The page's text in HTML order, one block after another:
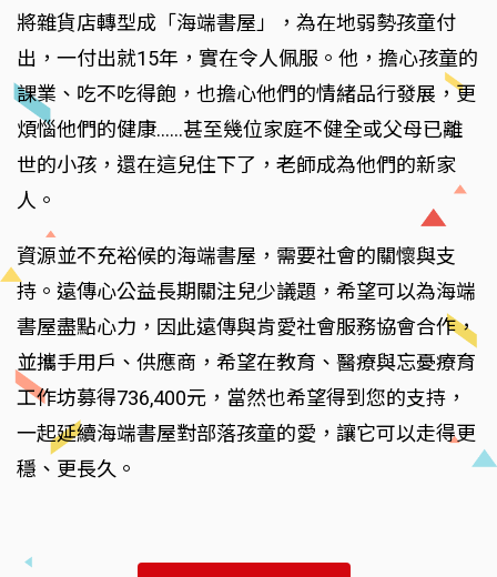
將雜貨店轉型成「海端書屋」，為在地弱勢孩童付
出，一付出就15年，實在令人佩服。他，擔心孩童的
課業、吃不吃得飽，也擔心他們的情緒品行發展，更
煩惱他們的健康……甚至幾位家庭不健全或父母已離
世的小孩，還在這兒住下了，老師成為他們的新家
人。
資源並不充裕候的海端書屋，需要社會的關懷與支
持。遠傳心公益長期關注兒少議題，希望可以為海端
書屋盡點心力，因此遠傳與肯愛社會服務協會合作，
並攜手用戶、供應商，希望在教育、醫療與忘憂療育
工作坊募得736,400元，當然也希望得到您的支持，
一起延續海端書屋對部落孩童的愛，讓它可以走得更
穩、更長久。